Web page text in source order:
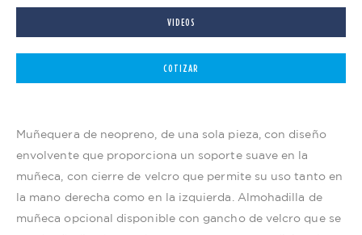
VIDEOS
COTIZAR
Muñequera de neopreno, de una sola pieza, con diseño
envolvente que proporciona un soporte suave en la
muñeca, con cierre de velcro que permite su uso tanto en
la mano derecha como en la izquierda. Almohadilla de
muñeca opcional disponible con gancho de velcro que se